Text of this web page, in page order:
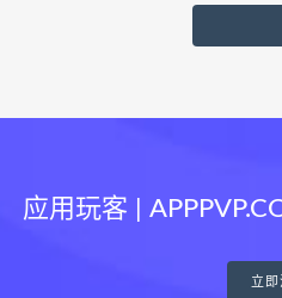
应用玩客 |
立